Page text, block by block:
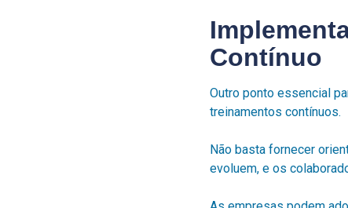
Contínuo
Outro ponto essencial
treinamentos contínuos.
Não basta fornecer
evoluem, e os